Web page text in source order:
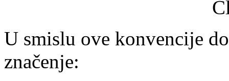
U smislu ove konvencije
značenje: